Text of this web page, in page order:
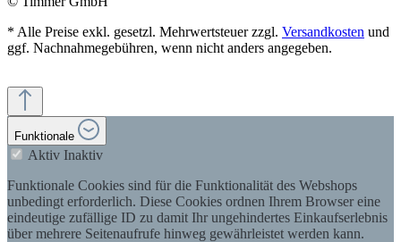
* Alle Preise exkl. gesetzl. Mehrwertsteuer zzgl. Versandkosten und
ggf. Nachnahmegebühren, wenn nicht anders angegeben.
Funktionale
Aktiv Inaktiv
Funktionale Cookies sind für die Funktionalität des Webshops
unbedingt erforderlich. Diese Cookies ordnen Ihrem Browser eine
eindeutige zufällige ID zu damit Ihr ungehindertes Einkaufserlebnis
über mehrere Seitenaufrufe hinweg gewährleistet werden kann.